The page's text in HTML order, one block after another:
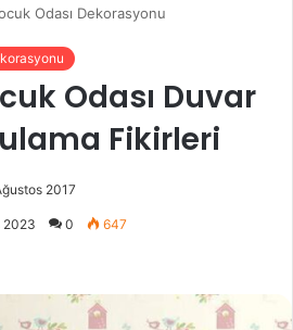
Odası Dekorasyonu
Odası Duvar
Fikirleri
2017
2023 0 647